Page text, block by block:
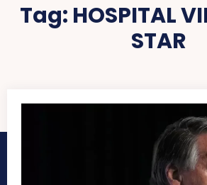
Tag: HOSPITAL
STAR